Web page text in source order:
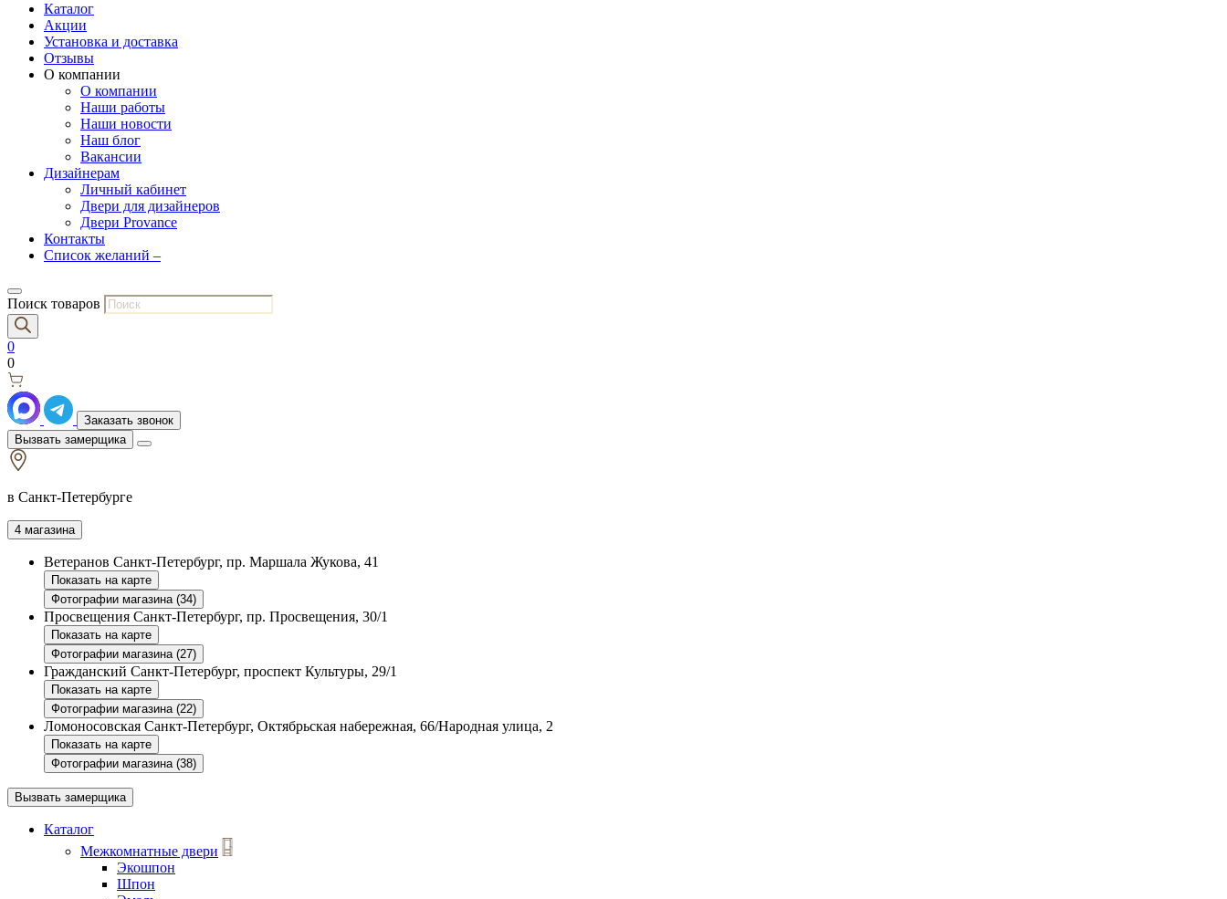
Каталог
Акции
Установка и доставка
Отзывы
О компании
О компании
Наши работы
Наши новости
Наш блог
Вакансии
Дизайнерам
Личный кабинет
Двери для дизайнеров
Двери Provance
Контакты
Список желаний –
Поиск товаров
0
0
Заказать звонок
Вызвать замерщика
в Санкт-Петербурге
4 магазина
Ветеранов Санкт-Петербург, пр. Маршала Жукова, 41
Показать на карте
Фотографии магазина (34)
Просвещения Санкт-Петербург, пр. Просвещения, 30/1
Показать на карте
Фотографии магазина (27)
Гражданский Санкт-Петербург, проспект Культуры, 29/1
Показать на карте
Фотографии магазина (22)
Ломоносовская Санкт-Петербург, Октябрьская набережная, 66/Народная улица, 2
Показать на карте
Фотографии магазина (38)
Вызвать замерщика
Каталог
Межкомнатные двери
Экошпон
Шпон